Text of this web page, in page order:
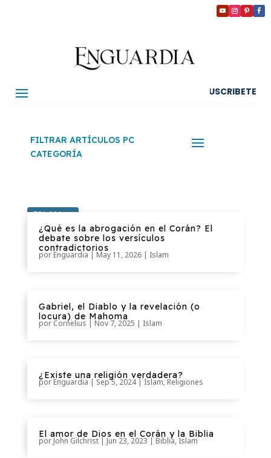
SUSCRIBETE
FILTRAR ARTÍCULOS POR
CATEGORÍA
ISLAM
¿Qué es la abrogación en el Corán? El
debate sobre los versículos
contradictorios
por Enguardia | May 11, 2026| Islam
Gabriel, el Diablo y la revelación (o
locura) de Mahoma
por Cornelius | Nov 7, 2025 | Islam
¿Existe una religión verdadera?
por Enguardia | Sep 5, 2024| Islam, Religiones
El amor de Dios en el Corán y la Biblia
por John Gilchrist| Jun 23, 2023 | Biblia, Islam